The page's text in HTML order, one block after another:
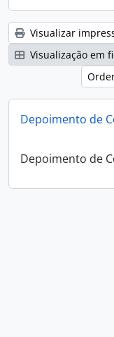
Visualizar
Visualização em
Depoimento de
Depoimento de